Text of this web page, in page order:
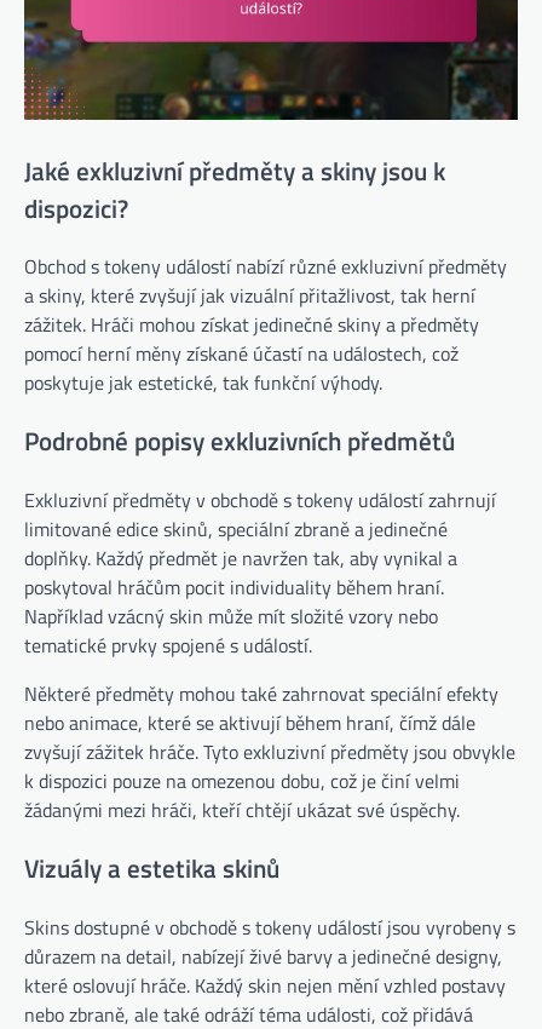
Jaké exkluzivní předměty a skiny jsou k
dispozici?
Obchod s tokeny událostí nabízí různé exkluzivní předměty
a skiny, které zvyšují jak vizuální přitažlivost, tak herní
zážitek. Hráči mohou získat jedinečné skiny a předměty
pomocí herní měny získané účastí na událostech, což
poskytuje jak estetické, tak funkční výhody.
Podrobné popisy exkluzivních předmětů
Exkluzivní předměty v obchodě s tokeny událostí zahrnují
limitované edice skinů, speciální zbraně a jedinečné
doplňky. Každý předmět je navržen tak, aby vynikal a
poskytoval hráčům pocit individuality během hraní.
Například vzácný skin může mít složité vzory nebo
tematické prvky spojené s událostí.
Některé předměty mohou také zahrnovat speciální efekty
nebo animace, které se aktivují během hraní, čímž dále
zvyšují zážitek hráče. Tyto exkluzivní předměty jsou obvykle
k dispozici pouze na omezenou dobu, což je činí velmi
žádanými mezi hráči, kteří chtějí ukázat své úspěchy.
Vizuály a estetika skinů
Skins dostupné v obchodě s tokeny událostí jsou vyrobeny s
důrazem na detail, nabízejí živé barvy a jedinečné designy,
které oslovují hráče. Každý skin nejen mění vzhled postavy
nebo zbraně, ale také odráží téma události, což přidává